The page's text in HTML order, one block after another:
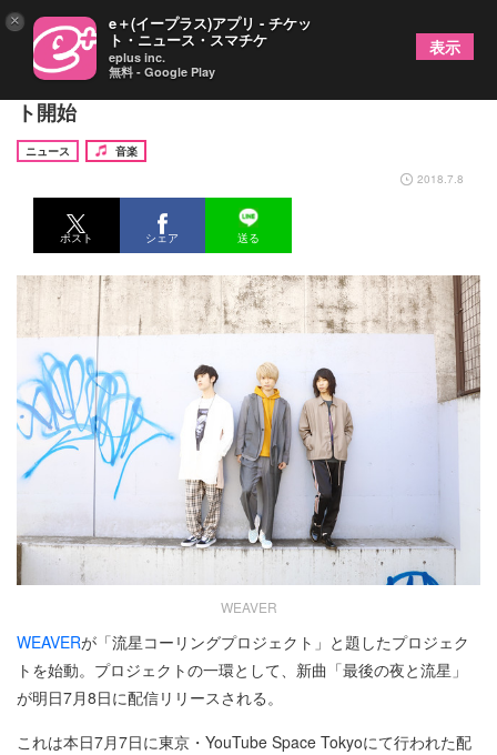
WEAVER、河邉の新作小説と連動したプロジェク
ト開始
ニュース
音楽
2018.7.8
ポスト シェア 送る
WEAVER
WEAVERが「流星コーリングプロジェクト」と題したプロジェク
トを始動。プロジェクトの一環として、新曲「最後の夜と流星」
が明日7月8日に配信リリースされる。
これは本日7月7日に東京・YouTube Space Tokyoにて行われた配
× e＋(イープラス)アプリ - チケッ
ト・ニュース・スマチケ
eplus inc.
無料 - Google Play
表示